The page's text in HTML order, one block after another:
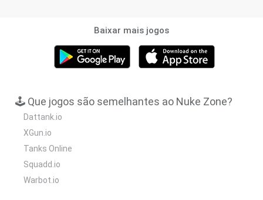
Baixar mais jogos
🕹️ Que jogos são semelhantes ao Nuke Zone?
Dattank.io
XGun.io
Tanks Online
Squadd.io
Warbot.io